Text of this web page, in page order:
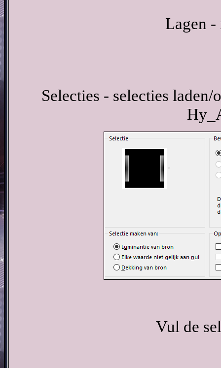
Lagen -
Selecties - selecties
Vul de